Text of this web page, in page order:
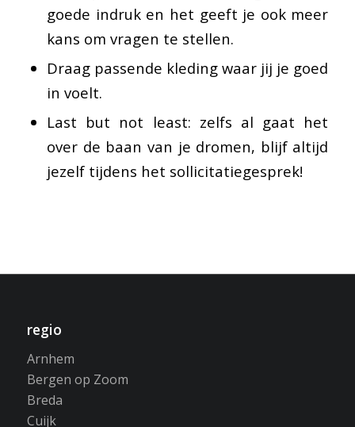
goede indruk en het geeft je ook meer
kans om vragen te stellen.
Draag passende kleding waar jij je goed
in voelt.
Last but not least: zelfs al gaat het
over de baan van je dromen, blijf altijd
jezelf tijdens het sollicitatiegesprek!
regio
Arnhem
Bergen op Zoom
Breda
Cuijk